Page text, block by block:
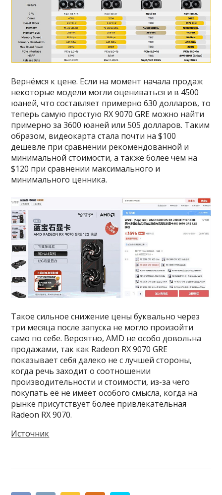
Вернёмся к цене. Если на момент начала продаж
некоторые модели могли оцениваться и в 4500
юаней, что составляет примерно 630 долларов, то
теперь самую простую RX 9070 GRE можно найти
примерно за 3600 юаней или 505 долларов. Таким
образом, видеокарта стала почти на $100
дешевле при сравнении рекомендованной и
минимальной стоимости, а также более чем на
$120 при сравнении максимального и
минимального ценника.
Такое сильное снижение цены буквально через
три месяца после запуска не могло произойти
само по себе. Вероятно, AMD не особо довольна
продажами, так как Radeon RX 9070 GRE
показывает себя далеко не с лучшей стороны,
когда речь заходит о соотношении
производительности и стоимости, из-за чего
покупать её не имеет особого смысла, когда на
рынке присутствует более привлекательная
Radeon RX 9070.
Источник